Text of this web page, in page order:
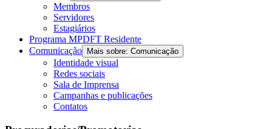
Membros
Servidores
Estagiários
Programa MPDFT Residente
Comunicação
Mais sobre: Comunicação
Identidade visual
Redes sociais
Sala de Imprensa
Campanhas e publicações
Contatos